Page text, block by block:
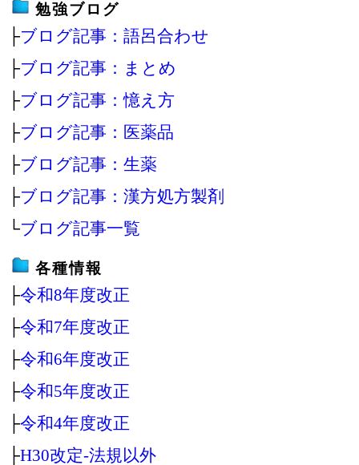
勉強ブログ
├ブログ記事：語呂合わせ
├ブログ記事：まとめ
├ブログ記事：憶え方
├ブログ記事：医薬品
├ブログ記事：生薬
├ブログ記事：漢方処方製剤
└ブログ記事一覧
各種情報
├令和8年度改正
├令和7年度改正
├令和6年度改正
├令和5年度改正
├令和4年度改正
├H30改定‐法規以外